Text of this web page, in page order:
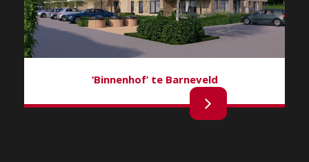
‘Binnenhof’ te Barneveld